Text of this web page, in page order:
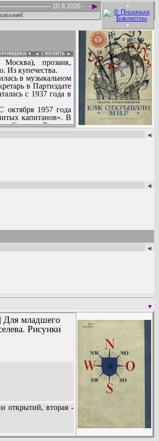
•
•
►
-
10.8.2026 -
▼ ◄ СМЕНИТЬ ►
прозаик,
Из купечества.
в музыкальном
в Партиздате
с 1937 года в
октября 1957 года
капитанов». В
Катаева, Виталия
год» (конец
школьников:
1971, 1977),
:
◄
◄
◄
▼
Для младшего
Рисунки
открытий, вторая -